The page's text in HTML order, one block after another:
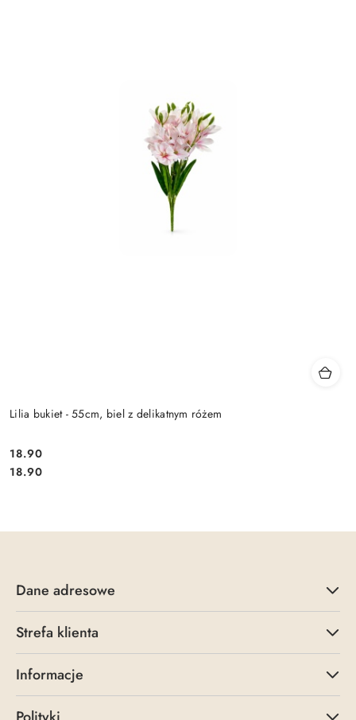
Lilia bukiet - 55cm, biel z delikatnym różem
Cena:
18.90
Cena:
18.90
Dane adresowe
Strefa klienta
Informacje